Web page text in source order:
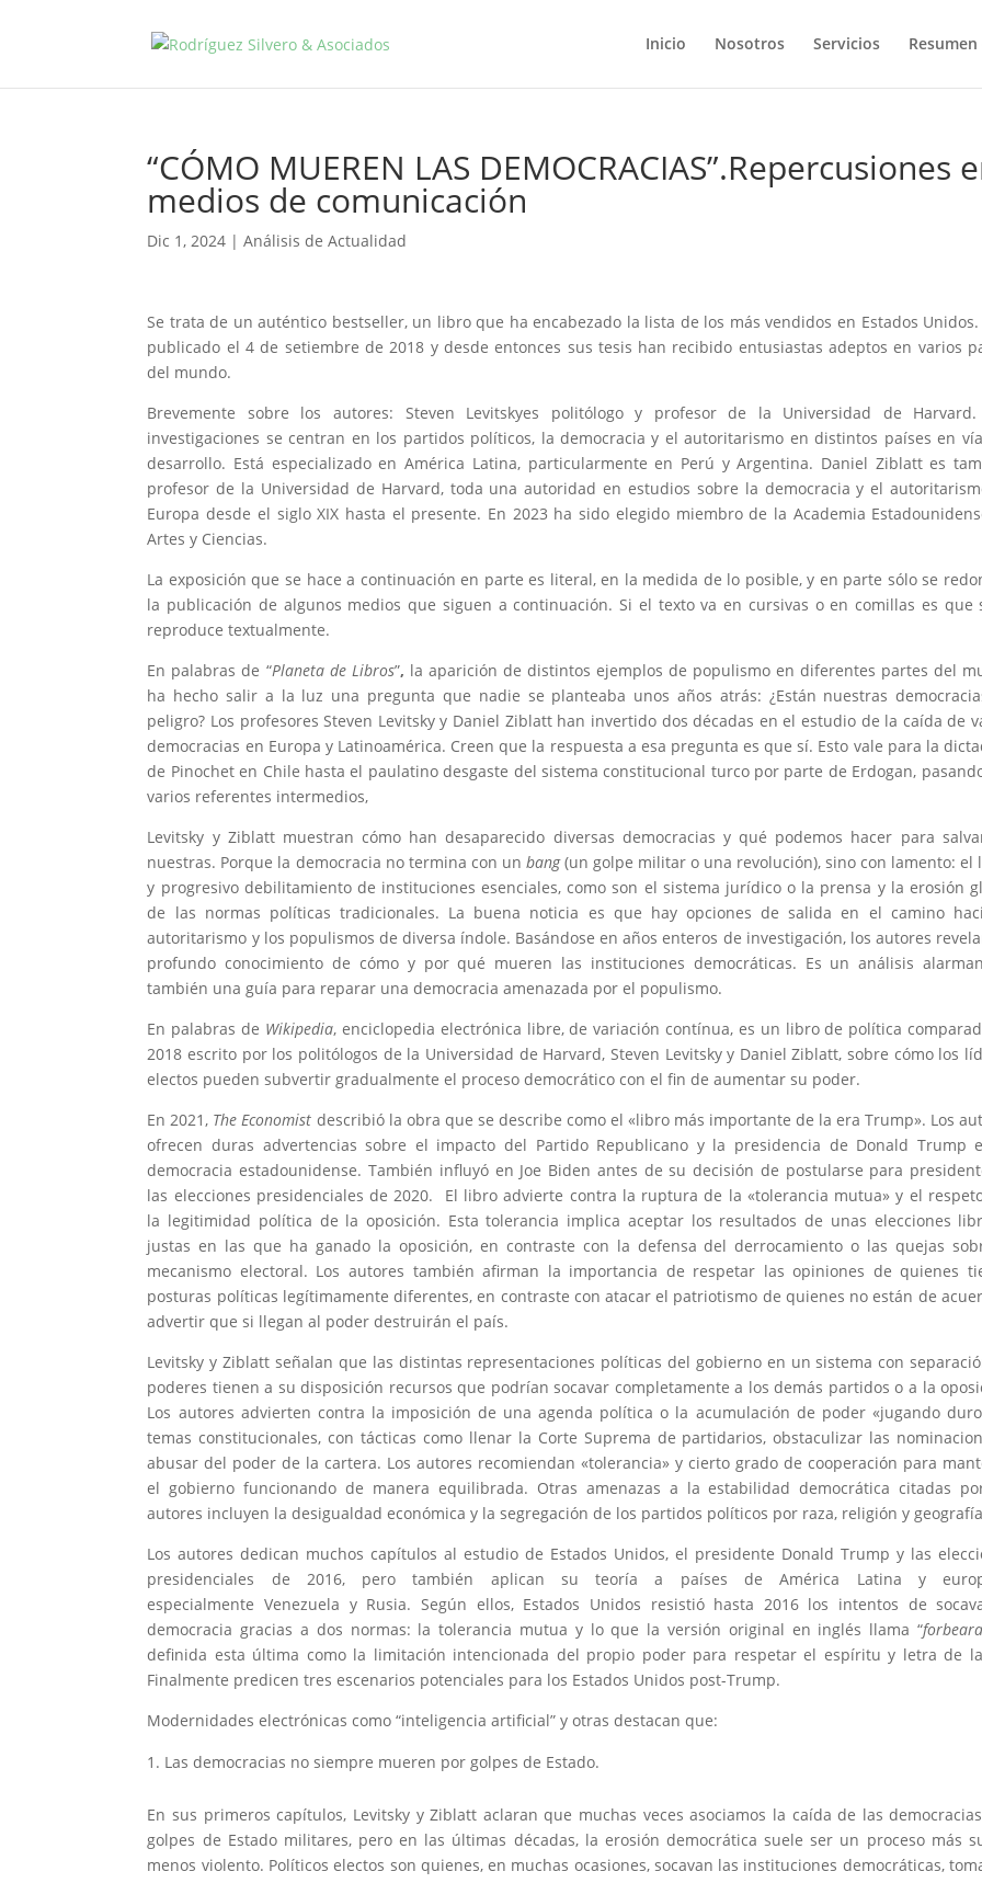
Inicio Nosotros Servicios
“CÓMO MUEREN LAS DEMOCRACIAS”.Repercusiones
medios de comunicación
Dic 1, 2024 |Análisis de Actualidad
Se trata de un auténtico bestseller, un libro que ha encabezado la lista de los más vendidos en Estados
publicado el 4 de setiembre de 2018 y desde entonces sus tesis han recibido entusiastas adeptos en varios
del mundo.
Brevemente sobre los autores: Steven Levitskyes politólogo y profesor de la Universidad de Harvard.
investigaciones se centran en los partidos políticos, la democracia y el autoritarismo en distintos países en
desarrollo. Está especializado en América Latina, particularmente en Perú y Argentina. Daniel Ziblatt es
profesor de la Universidad de Harvard, toda una autoridad en estudios sobre la democracia y el
Europa desde el siglo XIX hasta el presente. En 2023 ha sido elegido miembro de la Academia
Artes y Ciencias.
La exposición que se hace a continuación en parte es literal, en la medida de lo posible, y en parte sólo se
la publicación de algunos medios que siguen a continuación. Si el texto va en cursivas o en comillas es que
reproduce textualmente.
En palabras de “Planeta de Libros”, la aparición de distintos ejemplos de populismo en diferentes partes del
ha hecho salir a la luz una pregunta que nadie se planteaba unos años atrás: ¿Están nuestras
peligro? Los profesores Steven Levitsky y Daniel Ziblatt han invertido dos décadas en el estudio de la caída de
democracias en Europa y Latinoamérica. Creen que la respuesta a esa pregunta es que sí. Esto vale para la
de Pinochet en Chile hasta el paulatino desgaste del sistema constitucional turco por parte de Erdogan,
varios referentes intermedios,
Levitsky y Ziblatt muestran cómo han desaparecido diversas democracias y qué podemos hacer para
nuestras. Porque la democracia no termina con un bang(un golpe militar o una revolución), sino con lamento: el
y progresivo debilitamiento de instituciones esenciales, como son el sistema jurídico o la prensa y la erosión
de las normas políticas tradicionales. La buena noticia es que hay opciones de salida en el camino
autoritarismo y los populismos de diversa índole. Basándose en años enteros de investigación, los autores
profundo conocimiento de cómo y por qué mueren las instituciones democráticas. Es un análisis
también una guía para reparar una democracia amenazada por el populismo.
En palabras de Wikipedia, enciclopedia electrónica libre, de variación contínua, es un libro de política
2018 escrito por los politólogos de la Universidad de Harvard, Steven Levitsky y Daniel Ziblatt, sobre cómo los
electos pueden subvertir gradualmente el proceso democrático con el fin de aumentar su poder. ​
En 2021, The Economist describió la obra que se describe como el «libro más importante de la era Trump».​ Los
ofrecen duras advertencias sobre el impacto del Partido Republicano y la presidencia de Donald Trump
democracia estadounidense. También influyó en Joe Biden antes de su decisión de postularse para
las elecciones presidenciales de 2020. ​ El libro advierte contra la ruptura de la «tolerancia mutua» y el
la legitimidad política de la oposición. Esta tolerancia implica aceptar los resultados de unas elecciones
justas en las que ha ganado la oposición, en contraste con la defensa del derrocamiento o las quejas
mecanismo electoral. Los autores también afirman la importancia de respetar las opiniones de quienes
posturas políticas legítimamente diferentes, en contraste con atacar el patriotismo de quienes no están de
advertir que si llegan al poder destruirán el país.
Levitsky y Ziblatt señalan que las distintas representaciones políticas del gobierno en un sistema con
poderes tienen a su disposición recursos que podrían socavar completamente a los demás partidos o a la
Los autores advierten contra la imposición de una agenda política o la acumulación de poder «jugando
temas constitucionales, con tácticas como llenar la Corte Suprema de partidarios, obstaculizar las
abusar del poder de la cartera. Los autores recomiendan «tolerancia» y cierto grado de cooperación para
el gobierno funcionando de manera equilibrada. Otras amenazas a la estabilidad democrática citadas
autores incluyen la desigualdad económica y la segregación de los partidos políticos por raza, religión y
Los autores dedican muchos capítulos al estudio de Estados Unidos, el presidente Donald Trump y las
presidenciales de 2016, pero también aplican su teoría a países de América Latina y
especialmente Venezuela y Rusia. Según ellos, Estados Unidos resistió hasta 2016 los intentos de
democracia gracias a dos normas: la tolerancia mutua y lo que la versión original en inglés llama “
definida esta última como la limitación intencionada del propio poder para respetar el espíritu y letra de
Finalmente predicen tres escenarios potenciales para los Estados Unidos post-Trump.
Modernidades electrónicas como “inteligencia artificial” y otras destacan que:
Las democracias no siempre mueren por golpes de Estado.
En sus primeros capítulos, Levitsky y Ziblatt aclaran que muchas veces asociamos la caída de las
golpes de Estado militares, pero en las últimas décadas, la erosión democrática suele ser un proceso más
menos violento. Políticos electos son quienes, en muchas ocasiones, socavan las instituciones democráticas,